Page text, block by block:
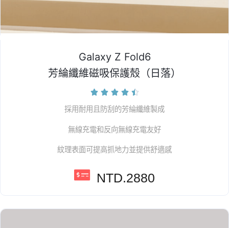
Galaxy Z Fold6
芳綸纖維磁吸保護殼（日落）
    
採用耐用且防刮的芳綸纖維製成
無線充電和反向無線充電友好
紋理表面可提高抓地力並提供舒適感
NTD.2880